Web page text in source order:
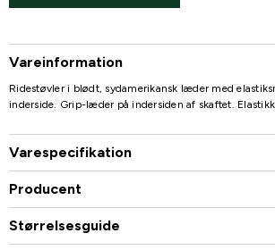
Vareinformation
Ridestøvler i blødt, sydamerikansk læder med
inderside. Grip-læder på indersiden af skaftet.
Varespecifikation
Producent
Størrelsesguide